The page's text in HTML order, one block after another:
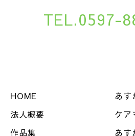
TEL.0597-
HOME
あす
法人概要
ケア
作品集
あす